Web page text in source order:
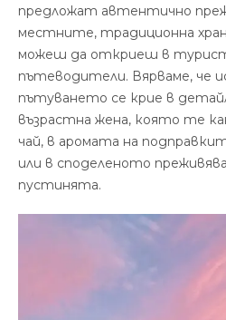
предложат автентично
местните, традиционна
можеш да откриеш в
пътеводители. Вярваме, че
пътуването се крие в
възрастна жена, която те
чай, в аромата на
или в споделеното
пустинята.